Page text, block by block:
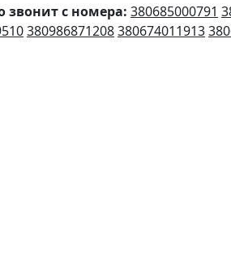
звонит с номера: 380685000791
380986871208380674011913